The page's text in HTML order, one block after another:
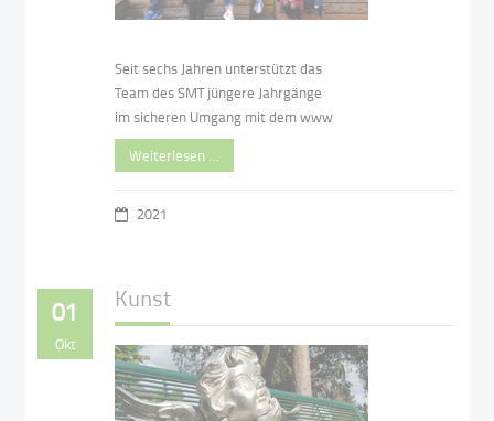
Seit sechs Jahren unterstützt das
Team des SMT jüngere Jahrgänge
im sicheren Umgang mit dem www
Weiterlesen …
2021
01
Okt
Kunst